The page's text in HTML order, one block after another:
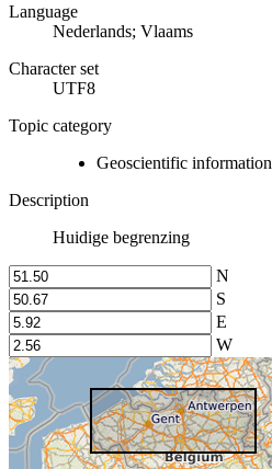
Language
Nederlands; Vlaams
Character set
UTF8
Topic category
Geoscientific information
Description
Huidige begrenzing
N
S
E
W